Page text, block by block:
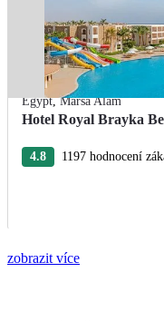
Egypt,Marsa Alam
Hotel Royal Brayka
4.8 1197 hodnocení
zobrazit více